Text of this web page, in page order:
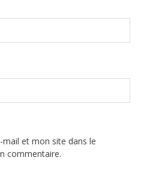
et mon site dans le
commentaire.